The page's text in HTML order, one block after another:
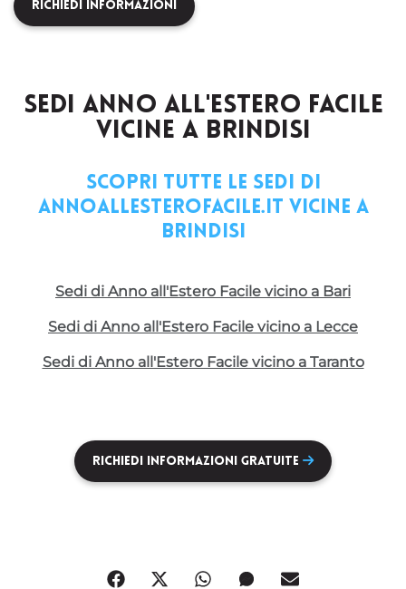
Richiedi Informazioni
SEDI ANNO ALL'ESTERO FACILE
VICINE A BRINDISI
Scopri tutte le sedi di
annoallesterofacile.it vicine a
Brindisi
Sedi di Anno all'Estero Facile vicino a Bari
Sedi di Anno all'Estero Facile vicino a Lecce
Sedi di Anno all'Estero Facile vicino a Taranto
Richiedi Informazioni Gratuite